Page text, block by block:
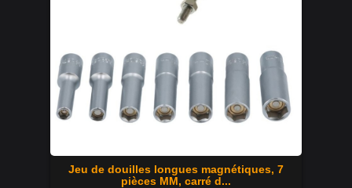
Jeu de douilles longues magnétiques, 7
pièces MM, carré d...